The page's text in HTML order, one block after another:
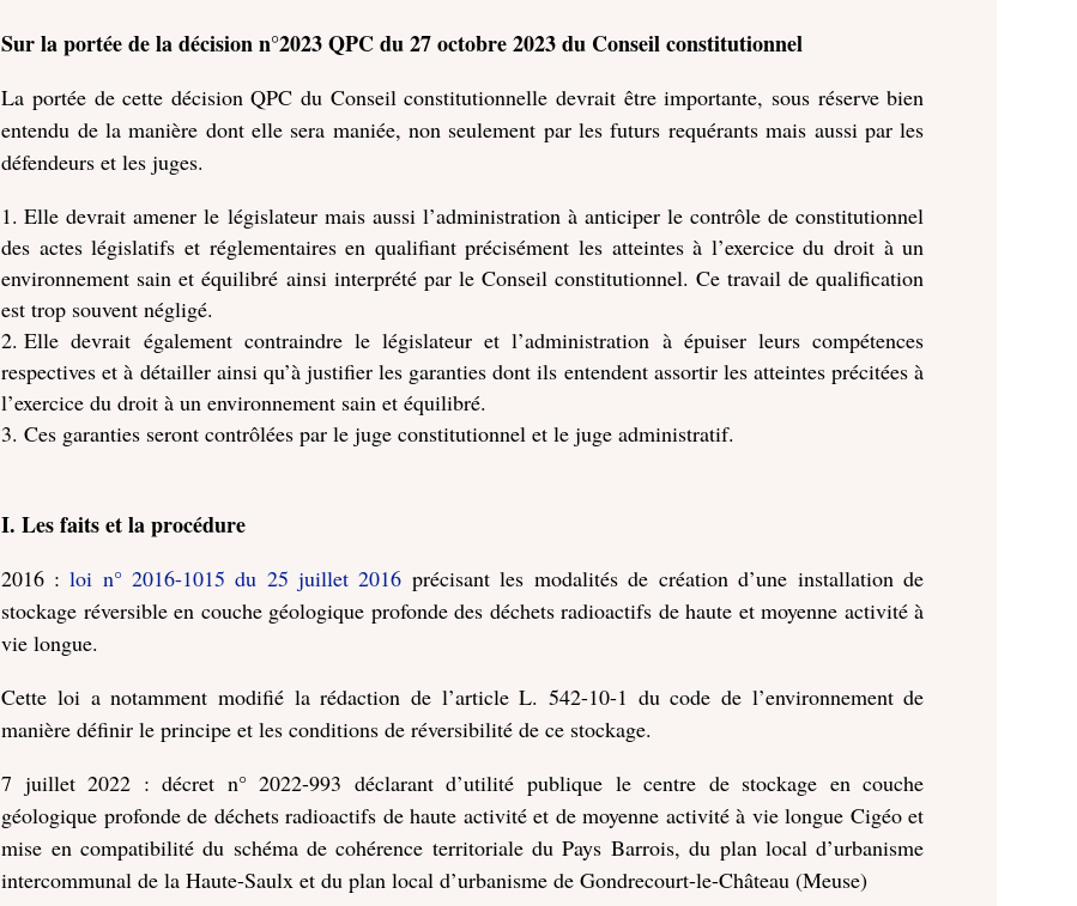
Sur la portée de la décision n°2023 QPC du 27 octobre 2023 du Conseil constitutionnel
La portée de cette décision QPC du Conseil constitutionnelle devrait être importante, sous réserve bien
entendu de la manière dont elle sera maniée, non seulement par les futurs requérants mais aussi par les
défendeurs et les juges.
Elle devrait amener le législateur mais aussi l’administration à anticiper le contrôle de constitutionnel
des actes législatifs et réglementaires en qualifiant précisément les atteintes à l’exercice du droit à un
environnement sain et équilibré ainsi interprété par le Conseil constitutionnel. Ce travail de qualification
est trop souvent négligé.
Elle devrait également contraindre le législateur et l’administration à épuiser leurs compétences
respectives et à détailler ainsi qu’à justifier les garanties dont ils entendent assortir les atteintes précitées à
l’exercice du droit à un environnement sain et équilibré.
Ces garanties seront contrôlées par le juge constitutionnel et le juge administratif.
I. Les faits et la procédure
2016 :loi n° 2016-1015 du 25 juillet 2016 précisant les modalités de création d’une installation de
stockage réversible en couche géologique profonde des déchets radioactifs de haute et moyenne activité à
vie longue.
Cette loi a notamment modifié la rédaction de l’article L. 542-10-1 du code de l’environnement de
manière définir le principe et les conditions de réversibilité de ce stockage.
7 juillet 2022 : décret n° 2022-993 déclarant d’utilité publique le centre de stockage en couche
géologique profonde de déchets radioactifs de haute activité et de moyenne activité à vie longue Cigéo et
mise en compatibilité du schéma de cohérence territoriale du Pays Barrois, du plan local d’urbanisme
intercommunal de la Haute-Saulx et du plan local d’urbanisme de Gondrecourt-le-Château (Meuse)